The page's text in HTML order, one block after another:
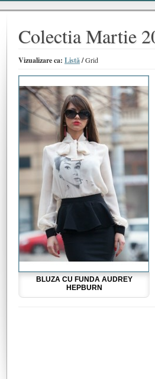
Colectia Martie
Vizualizare ca: Listă/Grid
BLUZA CU FUNDA AUDREY
HEPBURN